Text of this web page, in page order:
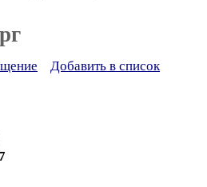
Добавить в список